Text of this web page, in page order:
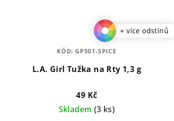
+ více odstínů
L.A. Girl Tužka na Rty 1,3 g
49 Kč
Skladem (3 ks)
KÓD:GP501-SPICE